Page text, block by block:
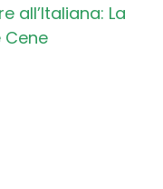
all’Italiana: La